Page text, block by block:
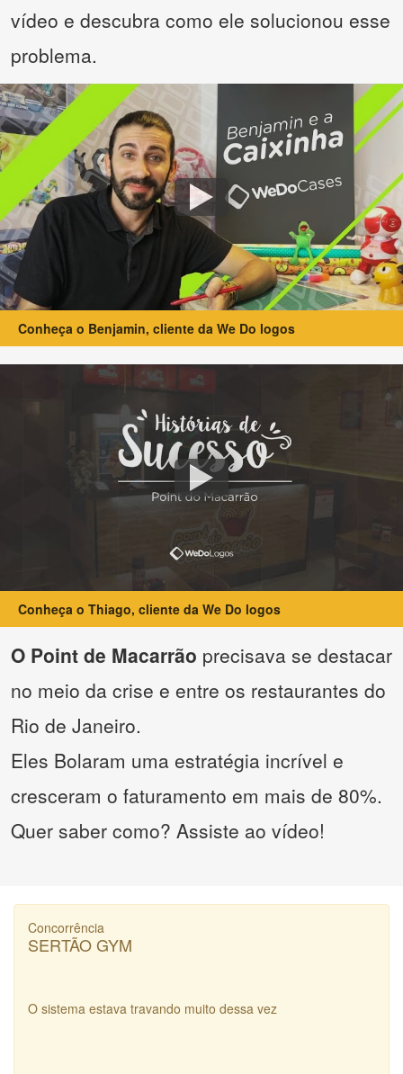
vídeo e descubra como ele solucionou esse
problema.
Conheça o Benjamin, cliente da We Do logos
Conheça o Thiago, cliente da We Do logos
O Point de Macarrão precisava se destacar
no meio da crise e entre os restaurantes do
Rio de Janeiro.
Eles Bolaram uma estratégia incrível e
cresceram o faturamento em mais de 80%.
Quer saber como? Assiste ao vídeo!
Concorrência
SERTÃO GYM
O sistema estava travando muito dessa vez